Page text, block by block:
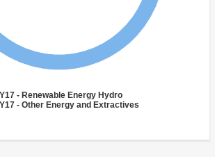
- Renewable Energy Hydro
- Other Energy and Extractives